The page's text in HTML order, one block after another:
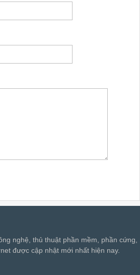
nghệ, thủ thuật phần mềm, phần cứng,
được cập nhật mới nhất hiện nay.